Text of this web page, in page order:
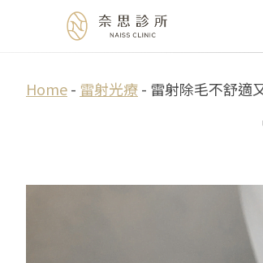
Home- 雷射光療- 雷射除毛不舒適